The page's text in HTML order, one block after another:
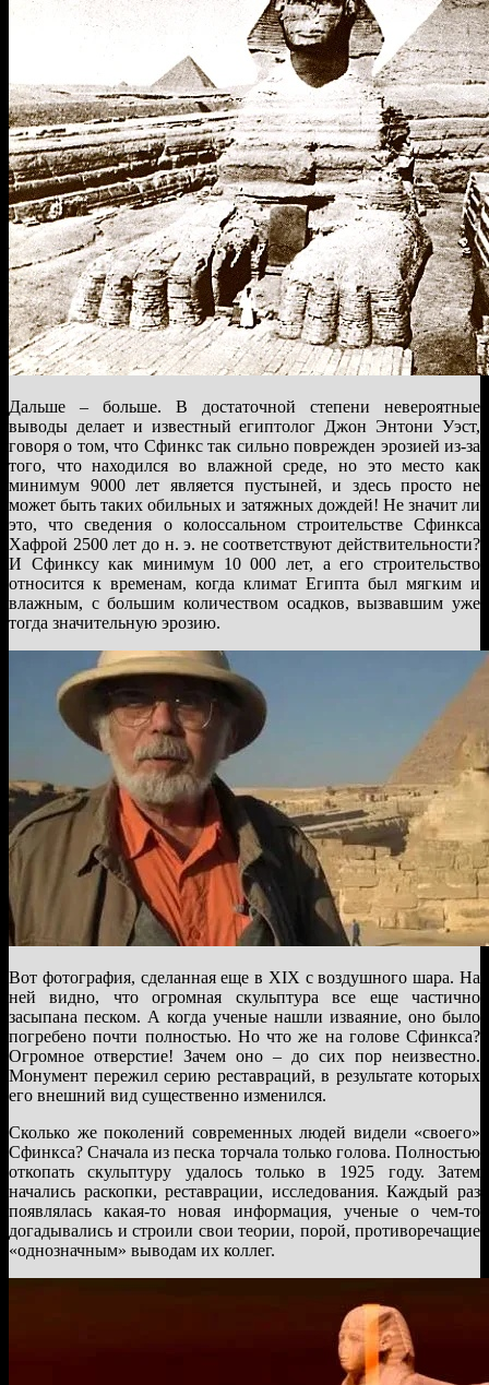
Дальше – больше. В достаточной степени невероятные
выводы делает и известный египтолог Джон Энтони Уэст,
говоря о том, что Сфинкс так сильно поврежден эрозией из-за
того, что находился во влажной среде, но это место как
минимум 9000 лет является пустыней, и здесь просто не
может быть таких обильных и затяжных дождей! Не значит ли
это, что сведения о колоссальном строительстве Сфинкса
Хафрой 2500 лет до н. э. не соответствуют действительности?
И Сфинксу как минимум 10 000 лет, а его строительство
относится к временам, когда климат Египта был мягким и
влажным, с большим количеством осадков, вызвавшим уже
тогда значительную эрозию.
Вот фотография, сделанная еще в ХІХ с воздушного шара. На
ней видно, что огромная скульптура все еще частично
засыпана песком. А когда ученые нашли изваяние, оно было
погребено почти полностью. Но что же на голове Сфинкса?
Огромное отверстие! Зачем оно – до сих пор неизвестно.
Монумент пережил серию реставраций, в результате которых
его внешний вид существенно изменился.
Сколько же поколений современных людей видели «своего»
Сфинкса? Сначала из песка торчала только голова. Полностью
откопать скульптуру удалось только в 1925 году. Затем
начались раскопки, реставрации, исследования. Каждый раз
появлялась какая-то новая информация, ученые о чем-то
догадывались и строили свои теории, порой, противоречащие
«однозначным» выводам их коллег.